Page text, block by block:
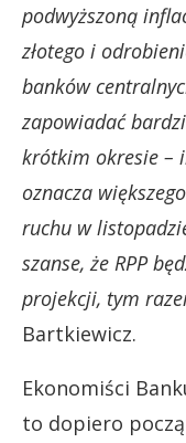
podwyższoną
złotego i
banków
zapowiadać
krótkim okresie –
oznacza
ruchu w
szanse, że RPP
projekcji, tym
Bartkiewicz.
Ekonomiści
to dopiero